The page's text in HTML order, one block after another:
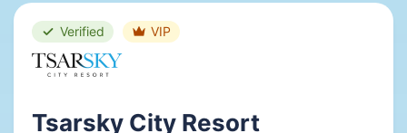
Verified VIP
Tsarsky City Resort